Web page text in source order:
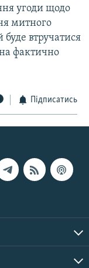
угоди щодо
митного
втручатися
фактично
Підписатись